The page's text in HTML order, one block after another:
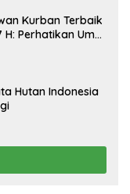
Kurban Terbaik
Perhatikan Umur
Hutan Indonesia